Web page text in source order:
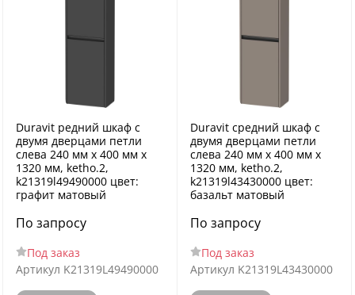
Duravit редний шкаф с
двумя дверцами петли
слева 240 мм х 400 мм х
1320 мм, ketho.2,
k21319l49490000 цвет:
графит матовый
По запросу
Под заказ
Артикул K21319L49490000
Duravit средний шкаф с
двумя дверцами петли
слева 240 мм х 400 мм х
1320 мм, ketho.2,
k21319l43430000 цвет:
базальт матовый
По запросу
Под заказ
Артикул K21319L43430000